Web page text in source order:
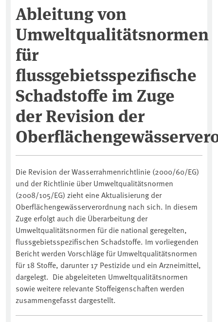
Ableitung von
Umweltqualitätsnormen
für
flussgebietsspezifische
Schadstoffe im Zuge
der Revision der
Die Revision der Wasserrahmenrichtlinie (2000/60/EG)
und der Richtlinie über Umweltqualitätsnormen
(2008/105/EG) zieht eine Aktualisierung der
Oberflächengewässerverordnung nach sich. In diesem
Zuge erfolgt auch die Überarbeitung der
Umweltqualitätsnormen für die national geregelten,
flussgebietsspezifischen Schadstoffe. Im vorliegenden
Bericht werden Vorschläge für Umweltqualitätsnormen
für 18 Stoffe, darunter 17 Pestizide und ein Arzneimittel,
dargelegt. Die abgeleiteten Umweltqualitätsnormen
sowie weitere relevante Stoffeigenschaften werden
zusammengefasst dargestellt.